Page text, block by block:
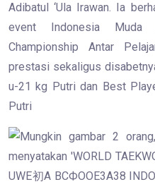
Adibatul ‘Ula Irawan. Ia
event Indonesia Muda
Championship Antar
prestasi sekaligus
u-21 kg Putri dan Best
Putri